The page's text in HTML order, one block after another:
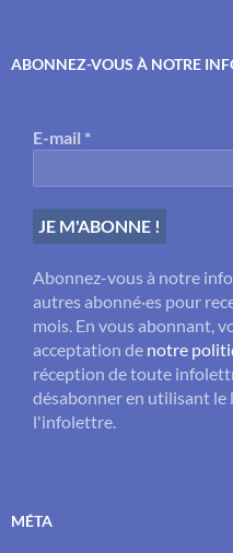
ABONNEZ-VOUS À NOTRE
E-mail *
Abonnez-vous à notre
autres abonné·es pour
mois. En vous abonnant,
acceptation de notre
réception de toute
désabonner en utilisant le
l'infolettre.
MÉTA